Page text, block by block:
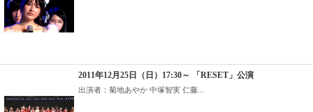
2011年12月25日（日）17:30～ 「RESET」公演
出演者：菊地あやか 中塚智実 仁藤...